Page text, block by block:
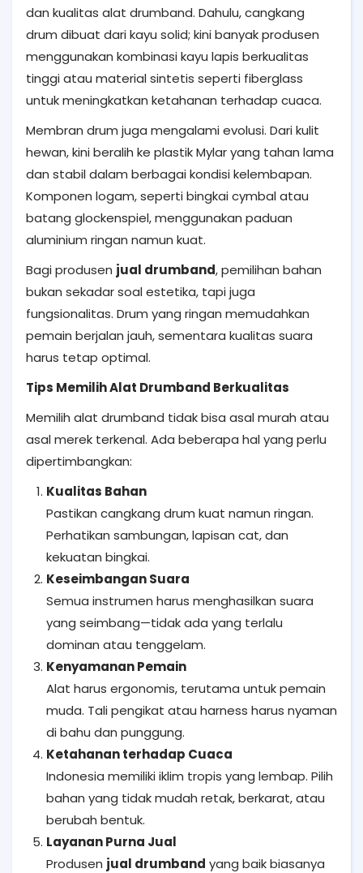
dan kualitas alat drumband. Dahulu, cangkang
drum dibuat dari kayu solid; kini banyak produsen
menggunakan kombinasi kayu lapis berkualitas
tinggi atau material sintetis seperti fiberglass
untuk meningkatkan ketahanan terhadap cuaca.
Membran drum juga mengalami evolusi. Dari kulit
hewan, kini beralih ke plastik Mylar yang tahan lama
dan stabil dalam berbagai kondisi kelembapan.
Komponen logam, seperti bingkai cymbal atau
batang glockenspiel, menggunakan paduan
aluminium ringan namun kuat.
Bagi produsen jual drumband, pemilihan bahan
bukan sekadar soal estetika, tapi juga
fungsionalitas. Drum yang ringan memudahkan
pemain berjalan jauh, sementara kualitas suara
harus tetap optimal.
Tips Memilih Alat Drumband Berkualitas
Memilih alat drumband tidak bisa asal murah atau
asal merek terkenal. Ada beberapa hal yang perlu
dipertimbangkan:
Kualitas Bahan
Pastikan cangkang drum kuat namun ringan.
Perhatikan sambungan, lapisan cat, dan
kekuatan bingkai.
Keseimbangan Suara
Semua instrumen harus menghasilkan suara
yang seimbang—tidak ada yang terlalu
dominan atau tenggelam.
Kenyamanan Pemain
Alat harus ergonomis, terutama untuk pemain
muda. Tali pengikat atau harness harus nyaman
di bahu dan punggung.
Ketahanan terhadap Cuaca
Indonesia memiliki iklim tropis yang lembap. Pilih
bahan yang tidak mudah retak, berkarat, atau
berubah bentuk.
Layanan Purna Jual
Produsen jual drumband yang baik biasanya